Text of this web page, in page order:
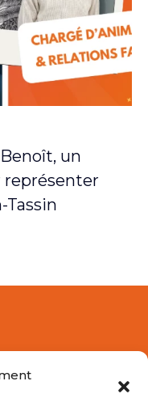
un
représenter
Tassin